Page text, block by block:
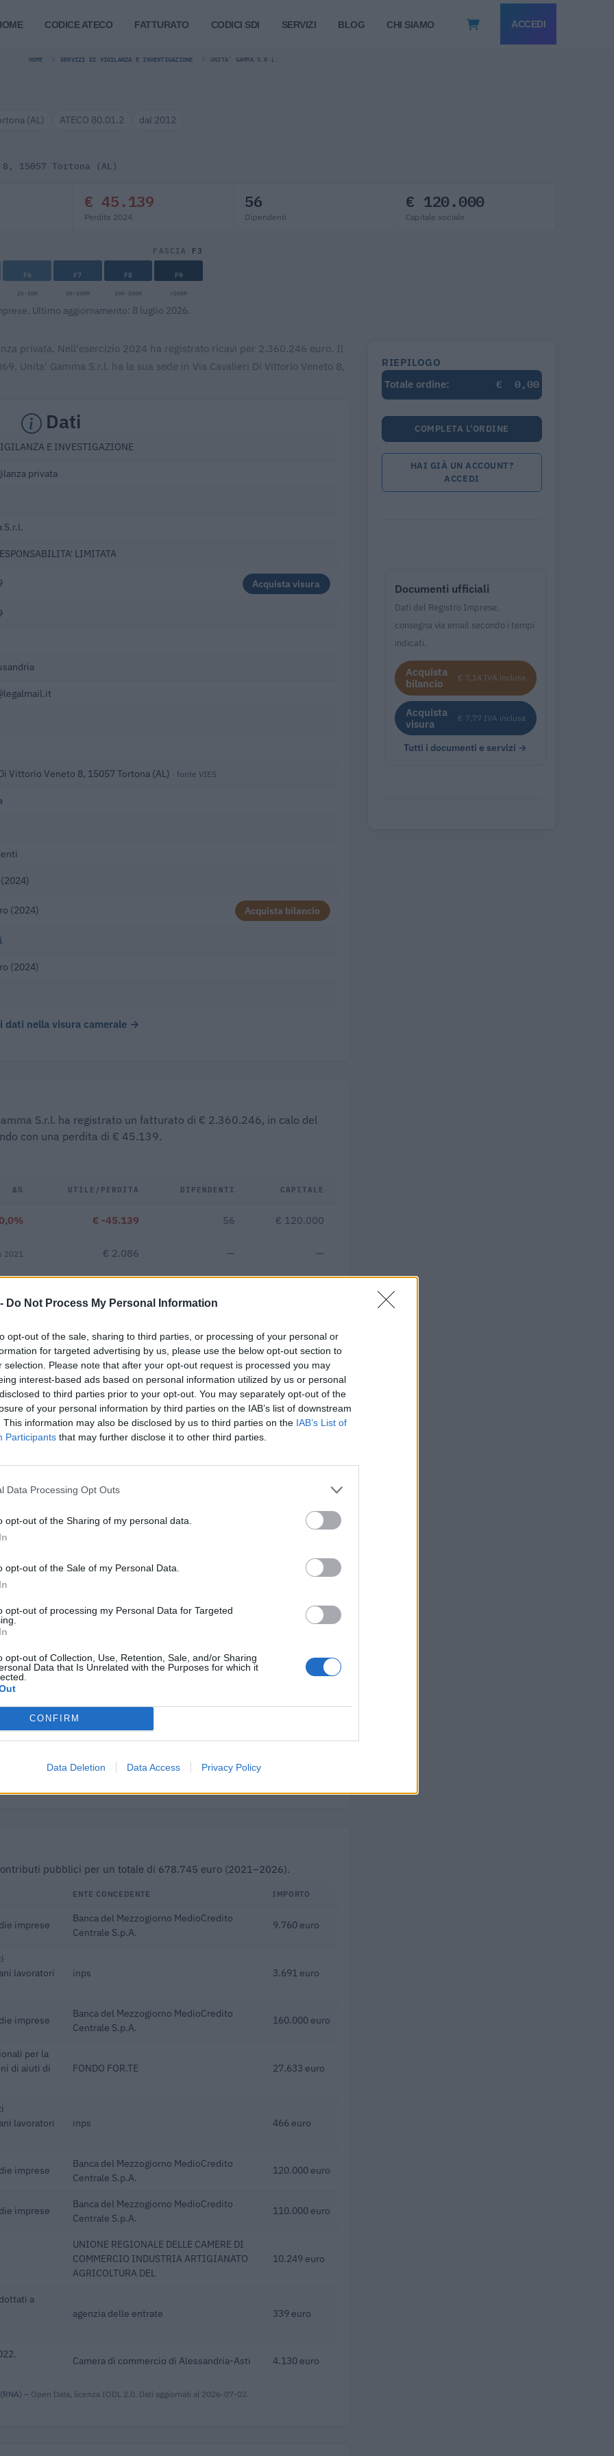
Do Not Process My Personal Information
opt-out of the sale, sharing to third parties, or processing of your personal or
for targeted advertising by us, please use the below opt-out section to
selection. Please note that after your opt-out request is processed you may
interest-based ads based on personal information utilized by us or personal
to third parties prior to your opt-out. You may separately opt-out of the
of your personal information by third parties on the IAB’s list of downstream
This information may also be disclosed by us to third parties on the IAB’s List of
Participants that may further disclose it to other third parties.
Data Processing Opt Outs
opt-out of the Sharing of my personal data.
opt-out of the Sale of my Personal Data.
opt-out of processing my Personal Data for Targeted
opt-out of Collection, Use, Retention, Sale, and/or Sharing
Data that Is Unrelated with the Purposes for which it
CONFIRM
Data Deletion Data Access Privacy Policy
CODICE ATECO FATTURATO CODICI SDI SERVIZI BLOG CHI SIAMO ACCEDI
HOME SERVIZI DI VIGILANZA E INVESTIGAZIONE UNITA' GAMMA S.R.L.
(AL) ATECO 80.01.2 dal 2012
15057 Tortona (AL)
€ 45.139
Perdita 2024
56
Dipendenti
€ 120.000
Capitale sociale
FASCIA F3
F6 F7 F8 F9
25-50M 50-100M 100-500M >500M
Ultimo aggiornamento: 8 luglio 2026.
privata. Nell'esercizio 2024 ha registrato ricavi per 2.360.246 euro. Il
Unita' Gamma S.r.l. ha la sua sede in Via Cavalieri Di Vittorio Veneto 8,
Dati
E INVESTIGAZIONE
privata
S.r.l.
LIMITATA
Acquista visura
Vittorio Veneto 8, 15057 Tortona (AL) · fonte VIES
(2024) Acquista bilancio
(2024)
dati nella visura camerale →
S.r.l. ha registrato un fatturato di € 2.360.246, in calo del
con una perdita di € 45.139.
Δ% UTILE/PERDITA DIPENDENTI CAPITALE
€ -45.139 56 € 120.000
2021 € 2.086 — —
€ 42.147
Fatturato per dipendente
pubblici per un importo complessivo di 532.450 euro (dati 2017–2025).
IMPORTO AGGIUDICATO
110.067 euro
5.040 euro
24.300 euro
(Open Data, licenza CC BY-SA 4.0). Ogni CIG e' verificabile sul portale ANAC.
pubblici per un totale di 678.745 euro (2021–2026).
ENTE CONCEDENTE IMPORTO
imprese
Banca del Mezzogiorno MedioCredito
Centrale S.p.A.
9.760 euro
lavoratori
inps 3.691 euro
imprese
Banca del Mezzogiorno MedioCredito
Centrale S.p.A.
160.000 euro
per la
di aiuti di
FONDO FOR.TE 27.633 euro
lavoratori
inps 466 euro
imprese
Banca del Mezzogiorno MedioCredito
Centrale S.p.A.
120.000 euro
imprese
Banca del Mezzogiorno MedioCredito
Centrale S.p.A.
110.000 euro
UNIONE REGIONALE DELLE CAMERE DI
COMMERCIO INDUSTRIA ARTIGIANATO
AGRICOLTURA DEL
10.249 euro
a
agenzia delle entrate 339 euro
Camera di commercio di Alessandria-Asti 4.130 euro
– Open Data, licenza IODL 2.0. Dati aggiornati al 2026-07-02.
RIEPILOGO
Totale ordine:
€ 0,00
COMPLETA L'ORDINE
HAI GIÀ UN ACCOUNT?
ACCEDI
Documenti ufficiali
Dati del Registro Imprese,
consegna via email secondo i tempi
indicati.
Acquista
bilancio
€ 7,14 IVA inclusa
Acquista
visura
€ 7,77 IVA inclusa
Tutti i documenti e servizi →